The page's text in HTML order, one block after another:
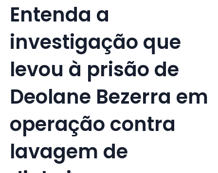
Entenda a
investigação que
levou à prisão de
Deolane Bezerra em
operação contra
lavagem de